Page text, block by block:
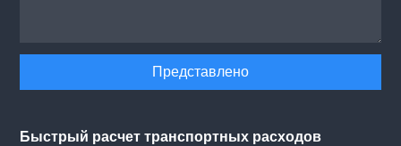
Быстрый расчет транспортных расходов